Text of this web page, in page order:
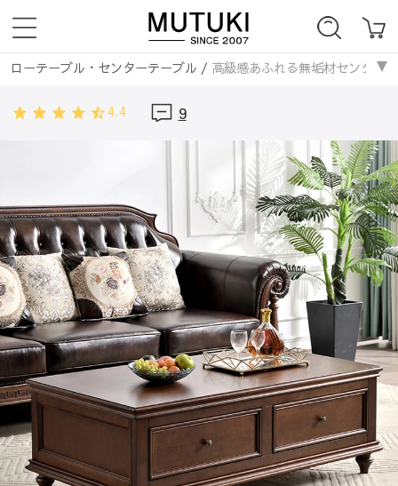
ローテーブル・センターテーブル / 高級感あふれる無垢材センター
ローテーブル・センターテーブル
ローテーブル・センターテーブル/ 長方形 / 高級感あふれる無垢
4.4 9